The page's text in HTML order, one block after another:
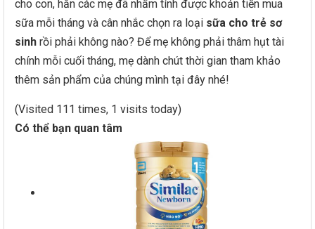
cho con, hẳn các mẹ đã nhẩm tính được khoản tiền mua
sữa mỗi tháng và cân nhắc chọn ra loại sữa cho trẻ sơ
sinh rồi phải không nào? Để mẹ không phải thâm hụt tài
chính mỗi cuối tháng, mẹ dành chút thời gian tham khảo
thêm sản phẩm của chúng mình tại đây nhé!
(Visited 111 times, 1 visits today)
Có thể bạn quan tâm